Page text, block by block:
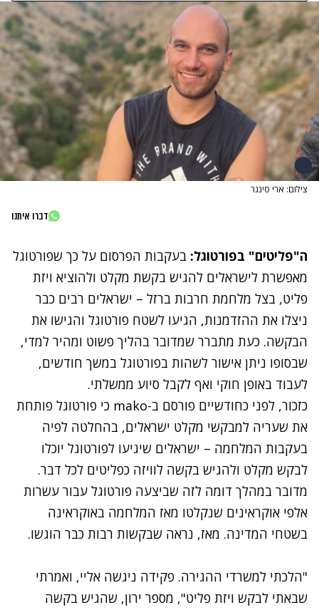
צילום: ארי סינגר
דברו איתנו
ה"פליטים" בפורטוגל: בעקבות הפרסום על כך שפורטוגל
מאפשרת לישראלים להגיש בקשת מקלט ולהוציא ויזת
פליט, בצל מלחמת חרבות ברזל – ישראלים רבים כבר
ניצלו את ההזדמנות, הגיעו לשטח פורטוגל והגישו את
הבקשה. כעת מתברר שמדובר בהליך פשוט ומהיר למדי,
שבסופו ניתן אישור לשהות בפורטוגל במשך חודשים,
לעבוד באופן חוקי ואף לקבל סיוע ממשלתי.
כזכור, לפני כחודשיים פורסם ב-mako כי פורטוגל פותחת
את שעריה למבקשי מקלט ישראלים, בהחלטה לפיה
בעקבות המלחמה – ישראלים שיגיעו לפורטוגל יוכלו
לבקש מקלט ולהגיש בקשה לוויזה כפליטים לכל דבר.
מדובר במהלך דומה לזה שביצעה פורטוגל עבור עשרות
אלפי אוקראינים שנקלטו מאז המלחמה באוקראינה
בשטחי המדינה. מאז, נראה שבקשות רבות כבר הוגשו.
"הלכתי למשרדי ההגירה. פקידה ניגשה אליי, ואמרתי
שבאתי לבקש ויזת פליט", מספר ירון, שהגיש בקשה